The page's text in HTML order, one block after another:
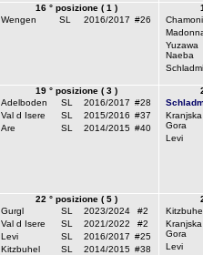
16 ° posizione ( 1 )
Wengen
SL 2016/2017 #26
Yuzawa
Naeba
19 ° posizione ( 3 )
Adelboden
SL 2016/2017 #28
Val d Isere
SL 2015/2016 #37
Are
SL 2014/2015 #40
Kranjska
Gora
Levi
22 ° posizione ( 5 )
Gurgl
SL 2023/2024
#2
Val d Isere
SL 2021/2022
#2
Levi
SL 2016/2017 #25
Kitzbuhel
SL 2014/2015 #38
Kranjska
Gora
Levi